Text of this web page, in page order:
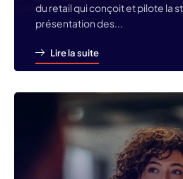
du retail qui conçoit et pilote la
présentation des...
Lire la suite